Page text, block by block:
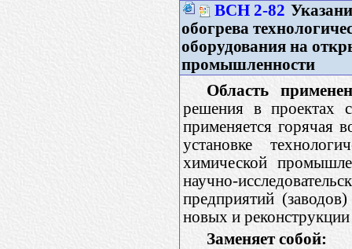
ВСН 2-82
обогрева
оборудования на
промышленности
Область
решения в проектах
применяется горячая
установке
химической
научно-
предприятий
новых и
Заменяет собой: